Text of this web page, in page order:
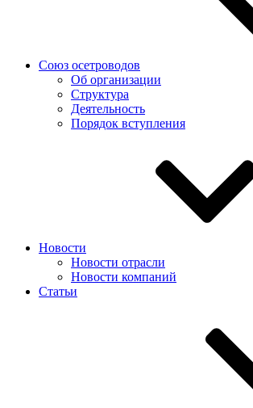
Союз осетроводов
Об организации
Структура
Деятельность
Порядок вступления
Новости
Новости отрасли
Новости компаний
Статьи